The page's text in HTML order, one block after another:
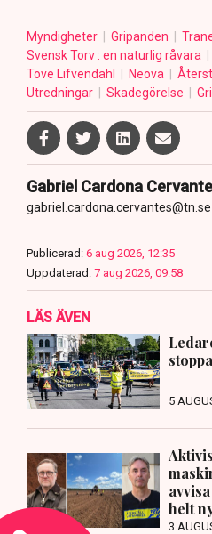
Myndigheter Gripanden
Svensk Torv : en naturlig råvara
Tove Lifvendahl
Neova
Utredningar
Skadegörelse
Gabriel Cardona
gabriel.cardona.cervantes@tn.se
Publicerad: 6 aug 2026, 12:35
Uppdaterad: 7 aug 2026, 09:58
LÄS ÄVEN
5
helt
3